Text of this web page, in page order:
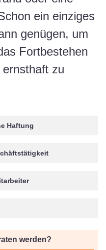
ein einziges
genügen, um
Fortbestehen
zu
Haftung
werden?